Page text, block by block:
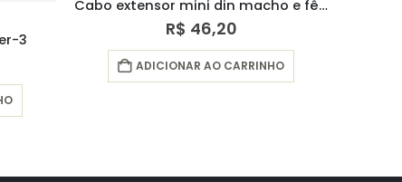
Cabo extensor mini din macho e fêmea
R$56,00